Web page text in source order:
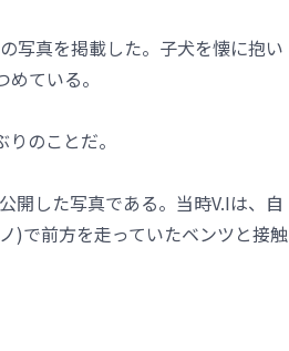
写真を掲載した。子犬を懐に抱い
ている。
のことだ。
開した写真である。当時V.Iは、自
)で前方を走っていたベンツと接触